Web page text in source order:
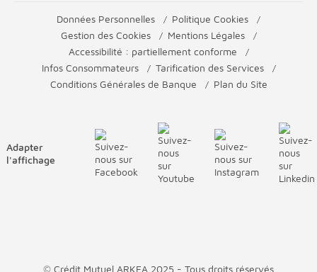
Données Personnelles
Politique Cookies
Gestion des Cookies
Mentions Légales
Accessibilité : partiellement conforme
Infos Consommateurs
Tarification des Services
Conditions Générales de Banque
Plan du Site
Adapter
l'affichage
© Crédit Mutuel ARKEA 2025 - Tous droits réservés